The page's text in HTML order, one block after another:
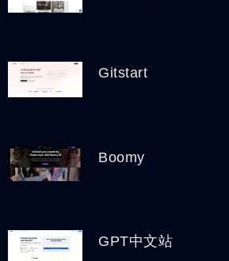
Gitstart
Boomy
GPT中文站